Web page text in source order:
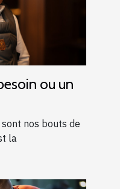
ou un
nos bouts de
la